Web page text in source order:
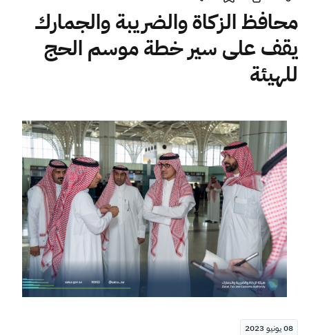
بحث
اقتراحات
الزكاة الجمارك
ضريبة القيمة المضافة
الإقرار الضريبي
التصرفات العقارية
محافظ الزكاة والضريبة والجمارك
يقف على سير خطة موسم الحج
للهيئة
08 يونيو 2023